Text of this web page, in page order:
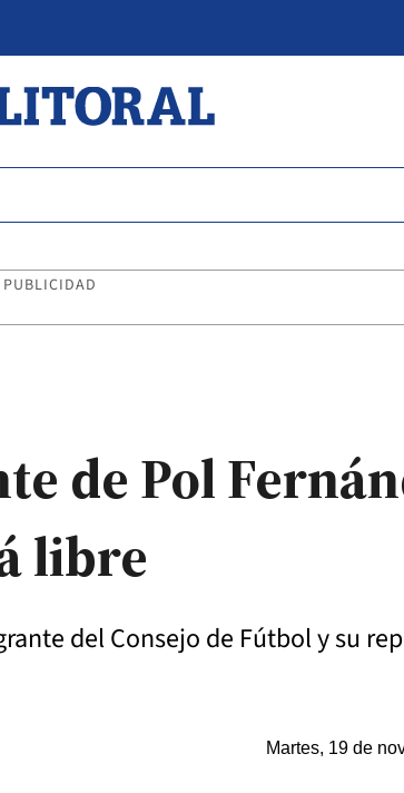
PUBLICIDAD
de Pol
libre
del Consejo de Fútbol y su
Martes, 19 de